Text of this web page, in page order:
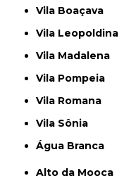
Vila Boaçava
Vila Leopoldina
Vila Madalena
Vila Pompeia
Vila Romana
Vila Sônia
Água Branca
Alto da Mooca